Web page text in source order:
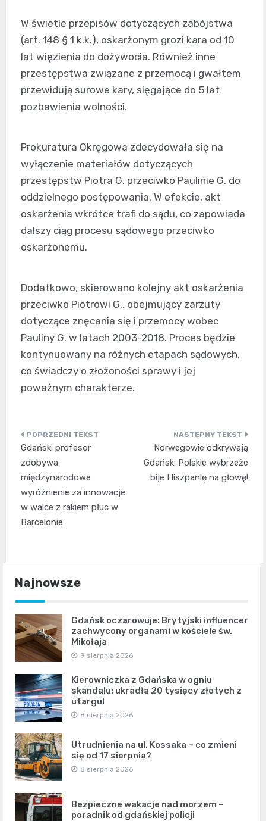
W świetle przepisów dotyczących zabójstwa
(art. 148 § 1 k.k.), oskarżonym grozi kara od 10
lat więzienia do dożywocia. Również inne
przestępstwa związane z przemocą i gwałtem
przewidują surowe kary, sięgające do 5 lat
pozbawienia wolności.
Prokuratura Okręgowa zdecydowała się na
wyłączenie materiałów dotyczących
przestępstw Piotra G. przeciwko Paulinie G. do
oddzielnego postępowania. W efekcie, akt
oskarżenia wkrótce trafi do sądu, co zapowiada
dalszy ciąg procesu sądowego przeciwko
oskarżonemu.
Dodatkowo, skierowano kolejny akt oskarżenia
przeciwko Piotrowi G., obejmujący zarzuty
dotyczące znęcania się i przemocy wobec
Pauliny G. w latach 2003-2018. Proces będzie
kontynuowany na różnych etapach sądowych,
co świadczy o złożoności sprawy i jej
poważnym charakterze.
Nawigacja
wpisu
Gdański profesor
zdobywa
międzynarodowe
wyróżnienie za innowacje
w walce z rakiem płuc w
Barcelonie
Norwegowie odkrywają
Gdańsk: Polskie wybrzeże
bije Hiszpanię na głowę!
Najnowsze
Gdańsk oczarowuje: Brytyjski influencer
zachwycony organami w kościele św.
Mikołaja
9 sierpnia 2026
Kierowniczka z Gdańska w ogniu
skandalu: ukradła 20 tysięcy złotych z
utargu!
8 sierpnia 2026
Utrudnienia na ul. Kossaka – co zmieni
się od 17 sierpnia?
8 sierpnia 2026
Bezpieczne wakacje nad morzem –
poradnik od gdańskiej policji